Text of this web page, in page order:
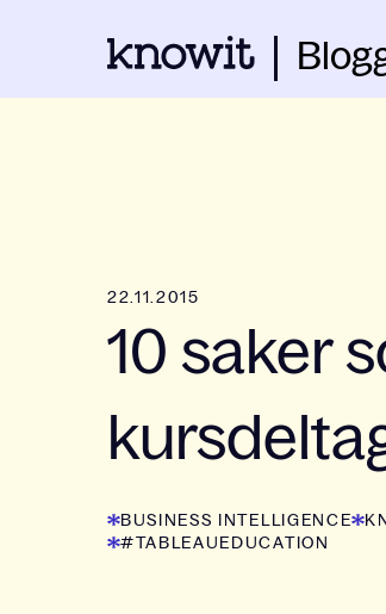
22.11.2015
10 saker
BUSINESS INTELLIGENCE
#TABLEAUEDUCATION